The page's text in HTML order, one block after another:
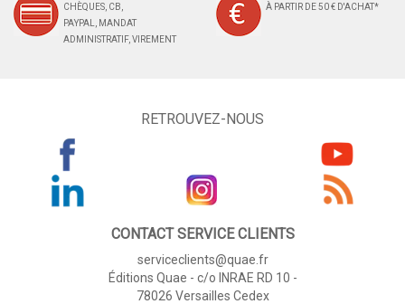
CHÈQUES, CB,
PAYPAL, MANDAT
ADMINISTRATIF, VIREMENT
À PARTIR DE 50 € D'ACHAT*
RETROUVEZ-NOUS
CONTACT SERVICE CLIENTS
serviceclients@quae.fr
Éditions Quae - c/o INRAE RD 10 -
78026 Versailles Cedex